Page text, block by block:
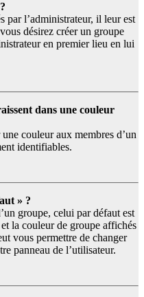
par l’administrateur, il leur est
désirez créer un groupe
en premier lieu en lui
dans une couleur
couleur aux membres d’un
identifiables.
» ?
groupe, celui par défaut est
la couleur de groupe affichés
vous permettre de changer
panneau de l’utilisateur.